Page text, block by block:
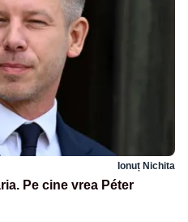
Ionuț Nichita
Pe cine vrea Péter